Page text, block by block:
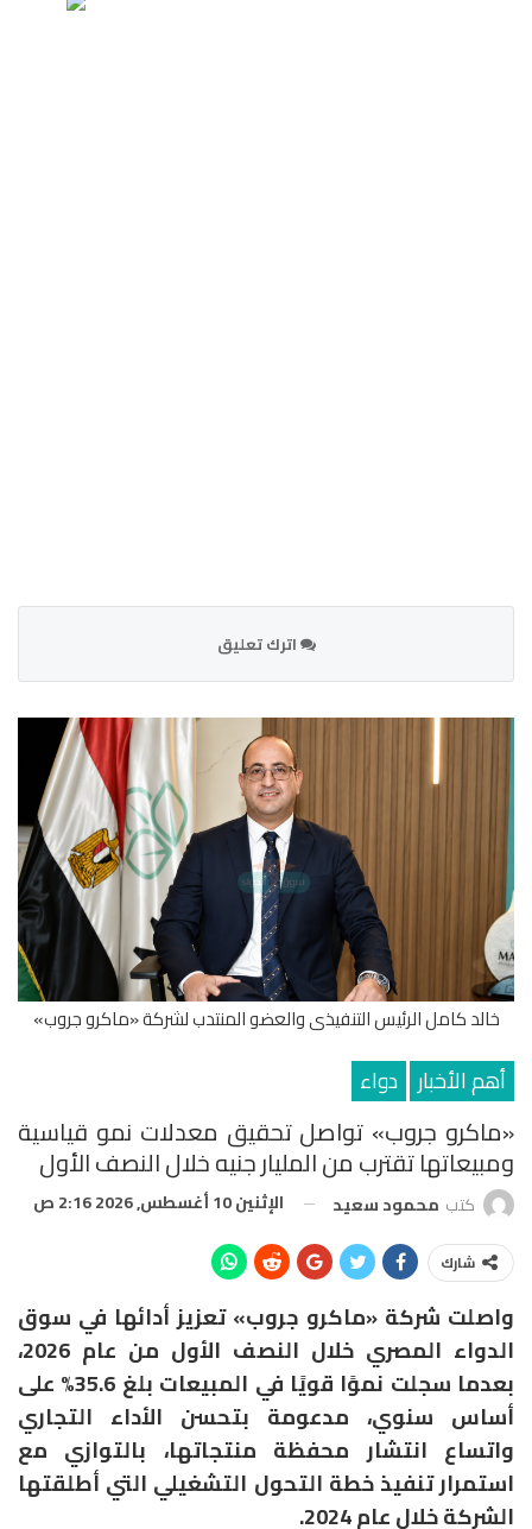
اترك تعليق
خالد كامل الرئيس التنفيذى والعضو المنتدب لشركة «ماكرو جروب»
أهم الأخبار دواء
«ماكرو جروب» تواصل تحقيق معدلات نمو قياسية
ومبيعاتها تقترب من المليار جنيه خلال النصف الأول
كتب محمود سعيد الإثنين 10 أغسطس, 2026 2:16 ص
شارك
واصلت شركة «ماكرو جروب» تعزيز أدائها في سوق
الدواء المصري خلال النصف الأول من عام 2026،
بعدما سجلت نموًا قويًا في المبيعات بلغ 35.6% على
أساس سنوي، مدعومة بتحسن الأداء التجاري
واتساع انتشار محفظة منتجاتها، بالتوازي مع
استمرار تنفيذ خطة التحول التشغيلي التي أطلقتها
الشركة خلال عام 2024.